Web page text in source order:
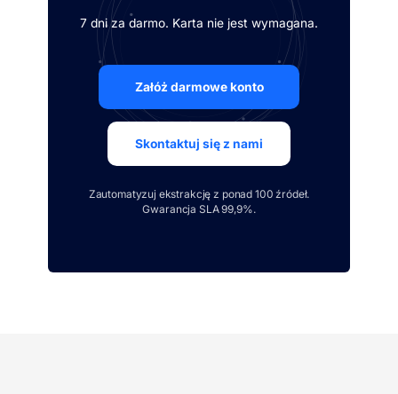
7 dni za darmo. Karta nie jest wymagana.
Załóż darmowe konto
Skontaktuj się z nami
Zautomatyzuj ekstrakcję z ponad 100 źródeł.
Gwarancja SLA 99,9%.